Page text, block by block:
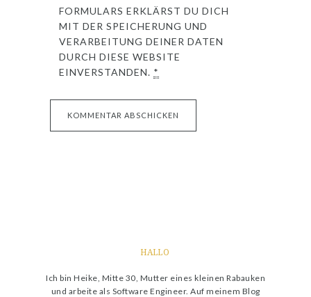
FORMULARS ERKLÄRST DU DICH
MIT DER SPEICHERUNG UND
VERARBEITUNG DEINER DATEN
DURCH DIESE WEBSITE
EINVERSTANDEN. *
HALLO
Ich bin Heike, Mitte 30, Mutter eines kleinen Rabauken
und arbeite als Software Engineer. Auf meinem Blog